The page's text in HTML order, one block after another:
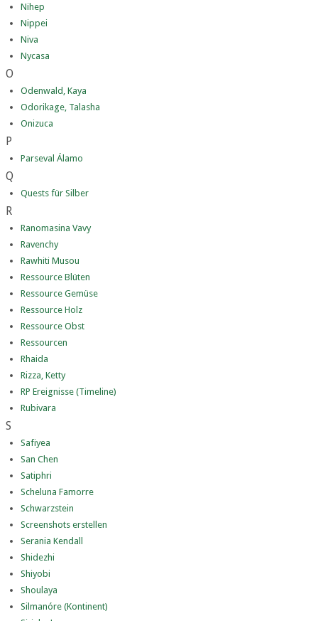
Nihep
Nippei
Niva
Nycasa
O
Odenwald, Kaya
Odorikage, Talasha
Onizuca
P
Parseval Álamo
Q
Quests für Silber
R
Ranomasina Vavy
Ravenchy
Rawhiti Musou
Ressource Blüten
Ressource Gemüse
Ressource Holz
Ressource Obst
Ressourcen
Rhaida
Rizza, Ketty
RP Ereignisse (Timeline)
Rubivara
S
Safiyea
San Chen
Satiphri
Scheluna Famorre
Schwarzstein
Screenshots erstellen
Serania Kendall
Shidezhi
Shiyobi
Shoulaya
Silmanóre (Kontinent)